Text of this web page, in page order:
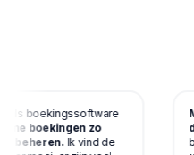
als boekingssoftware
me boekingen zo
te beheren.Ik vind de